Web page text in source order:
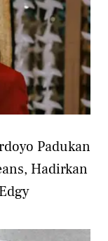
Padukan
Hadirkan